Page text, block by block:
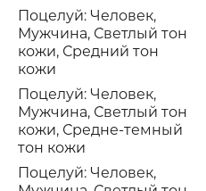
Поцелуй: Человек,
Мужчина, Светлый тон
кожи, Средний тон
кожи
Поцелуй: Человек,
Мужчина, Светлый тон
кожи, Средне-темный
тон кожи
Поцелуй: Человек,